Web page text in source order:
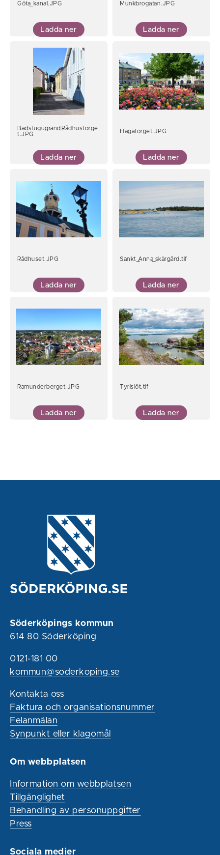
Göta_kanal.JPG
Ladda ner
Munkbrogatan.JPG
Ladda ner
Badstugugränd_Rådhustorge
t.JPG
Ladda ner
Hagatorget.JPG
Ladda ner
Rådhuset.JPG
Ladda ner
Sankt_Anna_skärgård.tif
Ladda ner
Ramunderberget.JPG
Ladda ner
Tyrislöt.tif
Ladda ner
Söderköpings kommun
614 80 Söderköping
0121-181 00
kommun@soderkoping.se
Kontakta oss
Faktura och organisationsnummer
Felanmälan
Synpunkt eller klagomål
Om webbplatsen
Information om webbplatsen
Tillgänglighet
Behandling av personuppgifter
Press
Sociala medier